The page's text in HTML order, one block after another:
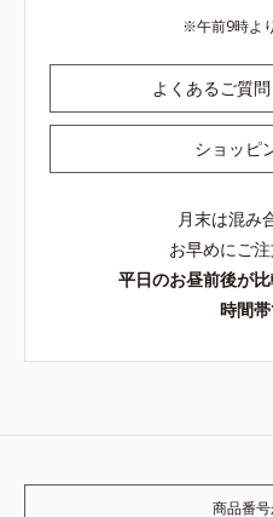
午前9時よ
よくあるご質
ショッピ
月末は混み
お早めにご注
平日のお昼前後が
時間帯
商品番